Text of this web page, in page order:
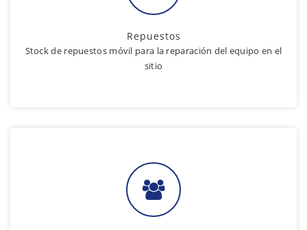
Repuestos
Stock de repuestos móvil para la reparación del equipo en el
sitio